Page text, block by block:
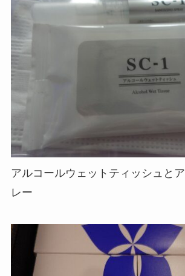
アルコールウェットティッシュと
レー